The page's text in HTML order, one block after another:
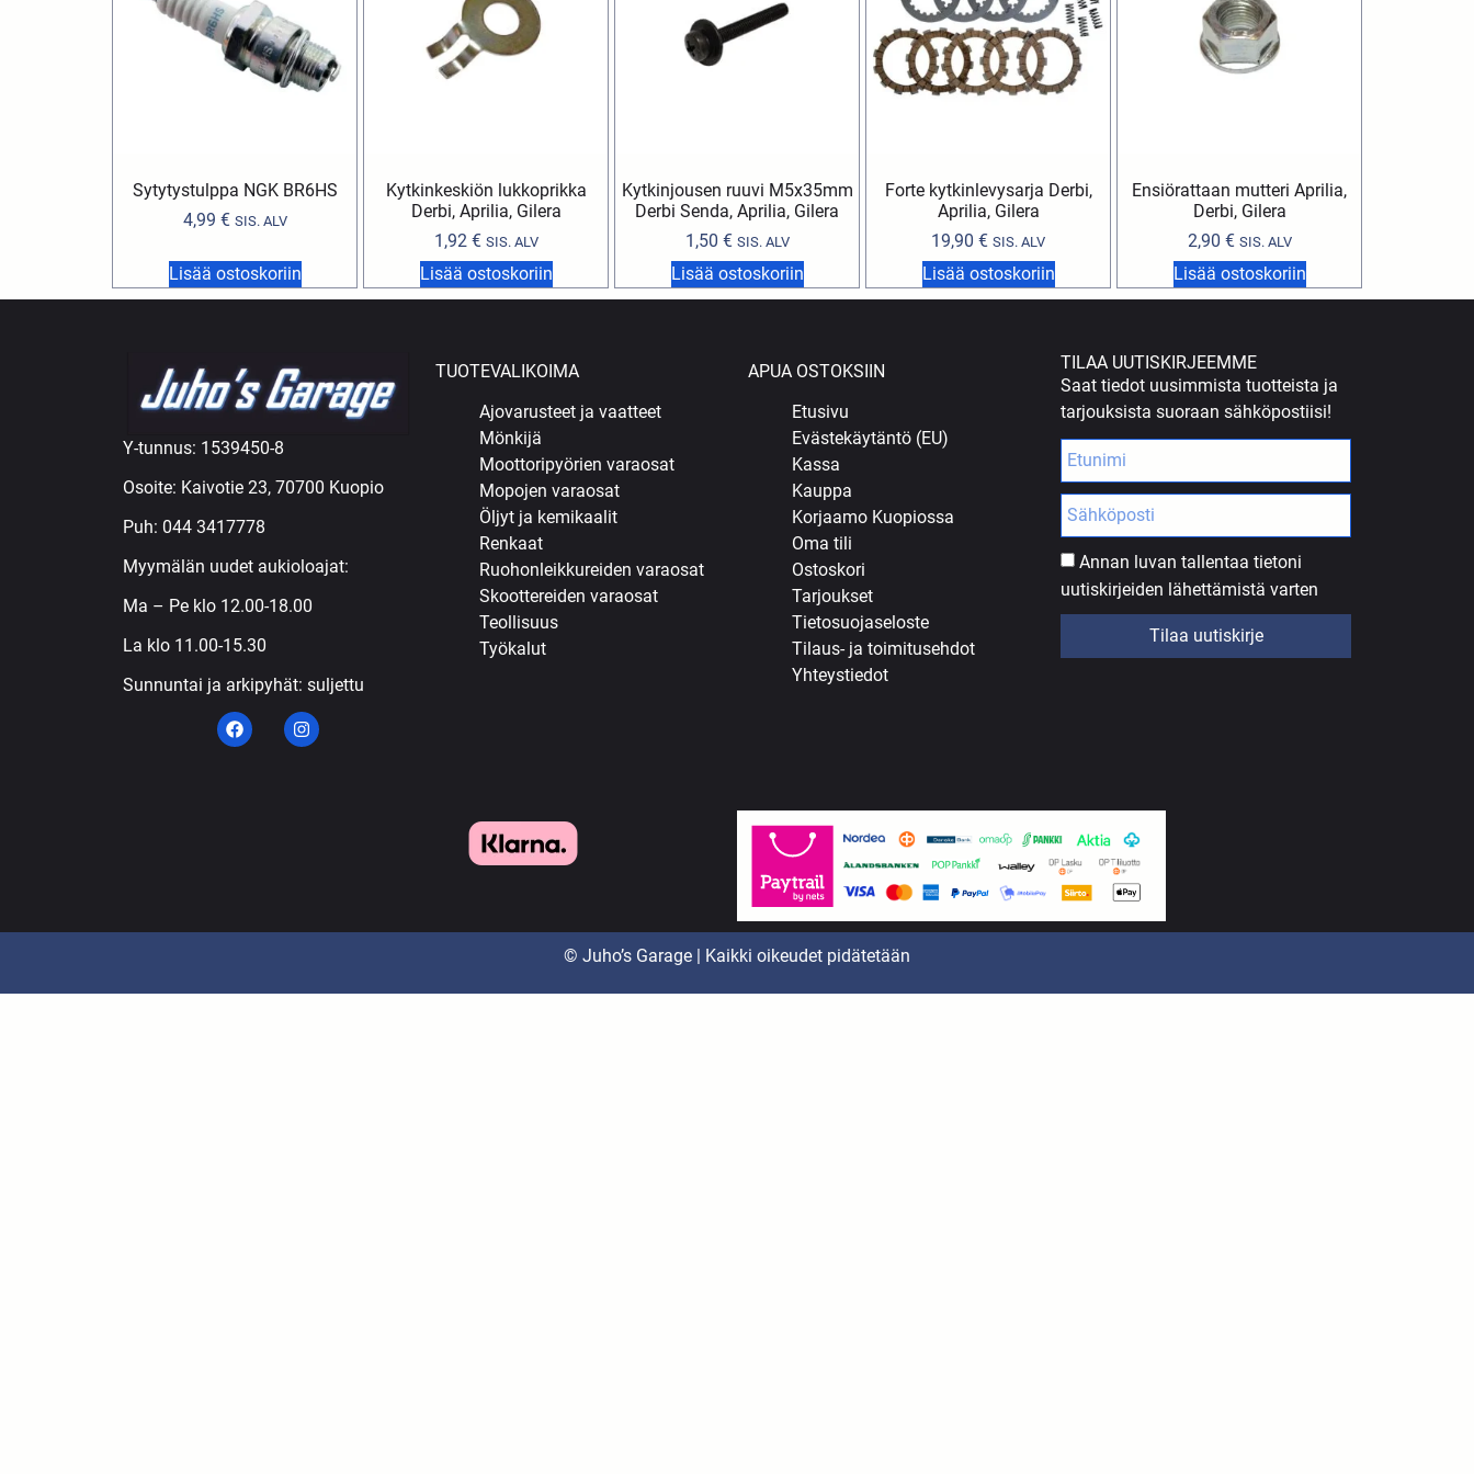
Sytytystulppa NGK BR6HS
4,99 € SIS. ALV
Lisää ostoskoriin
Kytkinkeskiön lukkoprikka
Derbi, Aprilia, Gilera
1,92 € SIS. ALV
Lisää ostoskoriin
Kytkinjousen ruuvi M5x35mm
Derbi Senda, Aprilia, Gilera
1,50 € SIS. ALV
Lisää ostoskoriin
Forte kytkinlevysarja Derbi,
Aprilia, Gilera
19,90 € SIS. ALV
Lisää ostoskoriin
Ensiörattaan mutteri Aprilia,
Derbi, Gilera
2,90 € SIS. ALV
Lisää ostoskoriin
Y-tunnus: 1539450-8
Osoite: Kaivotie 23, 70700 Kuopio
Puh: 044 3417778
Myymälän uudet aukioloajat:
Ma – Pe klo 12.00-18.00
La klo 11.00-15.30
Sunnuntai ja arkipyhät: suljettu
TUOTEVALIKOIMA
Ajovarusteet ja vaatteet
Mönkijä
Moottoripyörien varaosat
Mopojen varaosat
Öljyt ja kemikaalit
Renkaat
Ruohonleikkureiden varaosat
Skoottereiden varaosat
Teollisuus
Työkalut
APUA OSTOKSIIN
Etusivu
Evästekäytäntö (EU)
Kassa
Kauppa
Korjaamo Kuopiossa
Oma tili
Ostoskori
Tarjoukset
Tietosuojaseloste
Tilaus- ja toimitusehdot
Yhteystiedot
TILAA UUTISKIRJEEMME
Saat tiedot uusimmista tuotteista ja
tarjouksista suoraan sähköpostiisi!
Annan luvan tallentaa tietoni
uutiskirjeiden lähettämistä varten
Tilaa uutiskirje
© Juho’s Garage | Kaikki oikeudet pidätetään